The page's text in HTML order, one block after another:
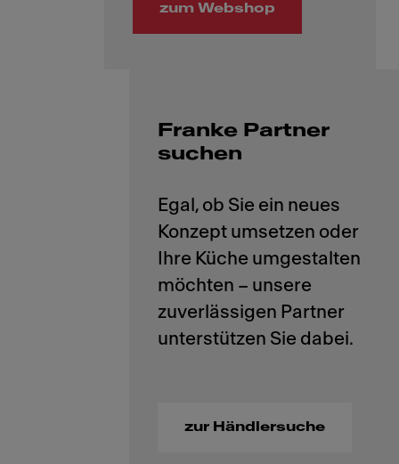
zum Webshop
Franke Partner
suchen
Egal, ob Sie ein neues
Konzept umsetzen oder
Ihre Küche umgestalten
möchten – unsere
zuverlässigen Partner
zur Händlersuche